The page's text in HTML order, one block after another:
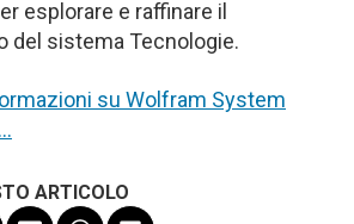
esplorare e raffinare il
del sistema Tecnologie.
su Wolfram System
ARTICOLO